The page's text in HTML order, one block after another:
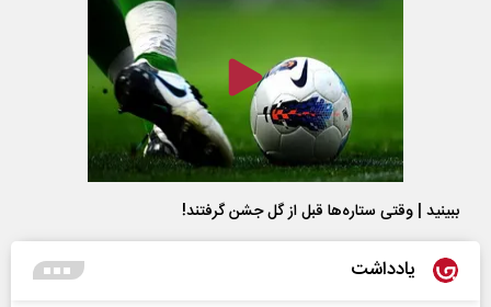
ببینید | وقتی ستاره‌ها قبل از گل جشن گرفتند!
یادداشت